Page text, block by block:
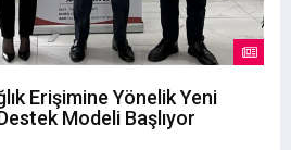
Erişimine Yönelik Yeni
Modeli Başlıyor